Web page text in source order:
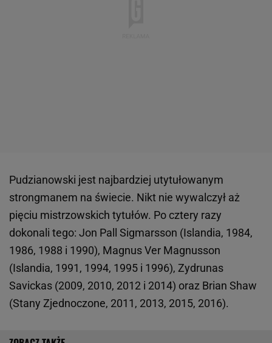
Pudzianowski jest najbardziej utytułowanym
strongmanem na świecie. Nikt nie wywalczył aż
pięciu mistrzowskich tytułów. Po cztery razy
dokonali tego: Jon Pall Sigmarsson (Islandia, 1984,
1986, 1988 i 1990), Magnus Ver Magnusson
(Islandia, 1991, 1994, 1995 i 1996), Zydrunas
Savickas (2009, 2010, 2012 i 2014) oraz Brian Shaw
(Stany Zjednoczone, 2011, 2013, 2015, 2016).